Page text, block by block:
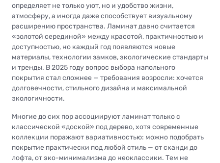
определяет не только уют, но и удобство жизни,
атмосферу, а иногда даже способствует визуальному
расширению пространства. Ламинат давно считается
«золотой серединой» между красотой, практичностью и
доступностью, но каждый год появляются новые
материалы, технологии замков, экологические стандарты
и тренды. В 2025 году вопрос выбора напольного
покрытия стал сложнее — требования возросли: хочется
долговечности, стильного дизайна и максимальной
экологичности.
Многие до сих пор ассоциируют ламинат только с
классической «доской» под дерево, хотя современные
коллекции поражают вариативностью: можно подобрать
покрытие практически под любой стиль — от сканди до
лофта, от эко-минимализма до неоклассики. Тем не